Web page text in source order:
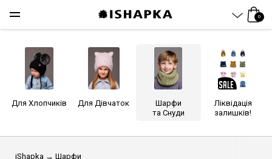
0
Для Хлопчиків Для Дівчаток
Шарфи
та Снуди
Ліквідація
залишків!
iShapka → Шарфи